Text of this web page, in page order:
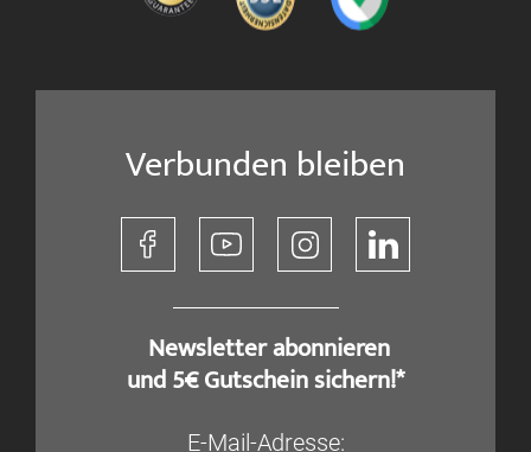
Verbunden bleiben
​ Newsletter abonnieren
und 5€ Gutschein sichern!*
E-Mail-Adresse: